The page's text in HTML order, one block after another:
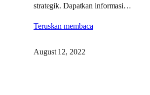
strategik. Dapatkan informasi…
Teruskan membaca
August 12, 2022